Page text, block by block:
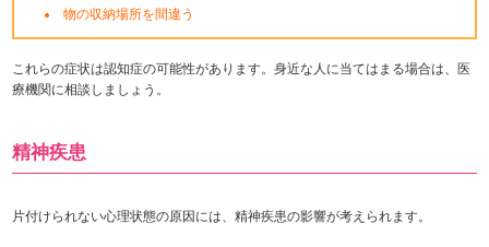
物の収納場所を間違う
これらの症状は認知症の可能性があります。身近な人に当てはまる場合は、医
療機関に相談しましょう。
精神疾患
片付けられない心理状態の原因には、精神疾患の影響が考えられます。